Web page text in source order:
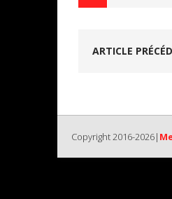
ARTICLE
Copyright 2016-2026|